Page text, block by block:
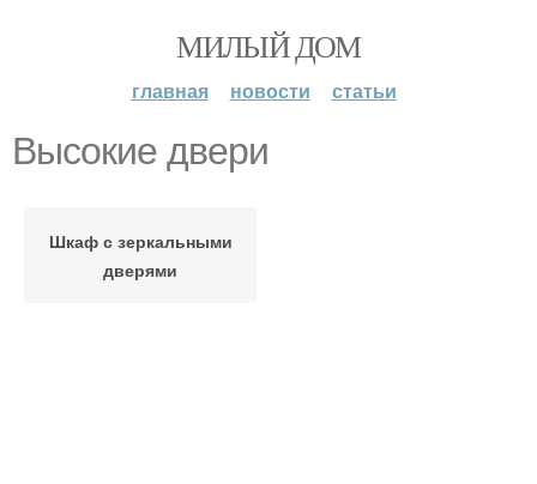
МИЛЫЙ ДОМ
главная новости статьи
Высокие двери
Шкаф с зеркальными
дверями